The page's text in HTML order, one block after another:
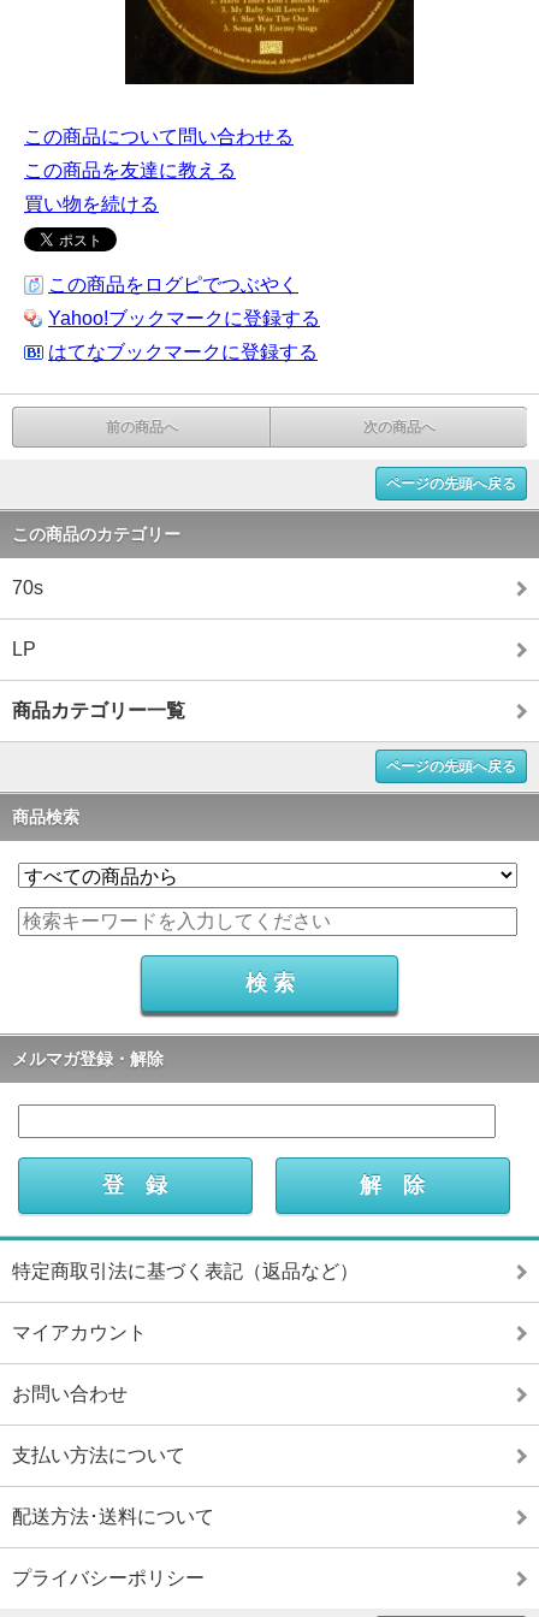
この商品について問い合わせる
この商品を友達に教える
買い物を続ける
この商品をログピでつぶやく
Yahoo!ブックマークに登録する
はてなブックマークに登録する
前の商品へ 次の商品へ
ページの先頭へ戻る
この商品のカテゴリー
70s
LP
商品カテゴリー一覧
ページの先頭へ戻る
商品検索
メルマガ登録・解除
特定商取引法に基づく表記（返品など）
マイアカウント
お問い合わせ
支払い方法について
配送方法･送料について
プライバシーポリシー